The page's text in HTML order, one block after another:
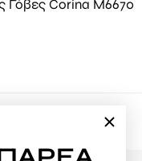
Γόβες Corina M6670